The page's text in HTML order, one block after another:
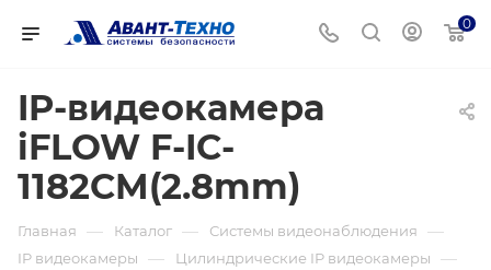
0
IP-видеокамера
iFLOW F-IC-
1182CM(2.8mm)
Главная — Каталог — Системы видеонаблюдения —
IP видеокамеры — Цилиндрические IP видеокамеры —